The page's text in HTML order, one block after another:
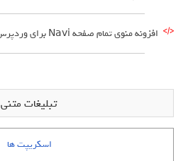
افزونه منوی تمام صفحه Navi برای وردپرس
تبلیغات متنی
اسکریپت ها